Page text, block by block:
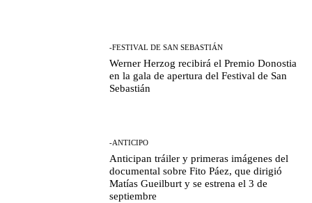
-FESTIVAL DE SAN SEBASTIÁN
Werner Herzog recibirá el Premio Donostia
en la gala de apertura del Festival de San
Sebastián
-ANTICIPO
Anticipan tráiler y primeras imágenes del
documental sobre Fito Páez, que dirigió
Matías Gueilburt y se estrena el 3 de
septiembre